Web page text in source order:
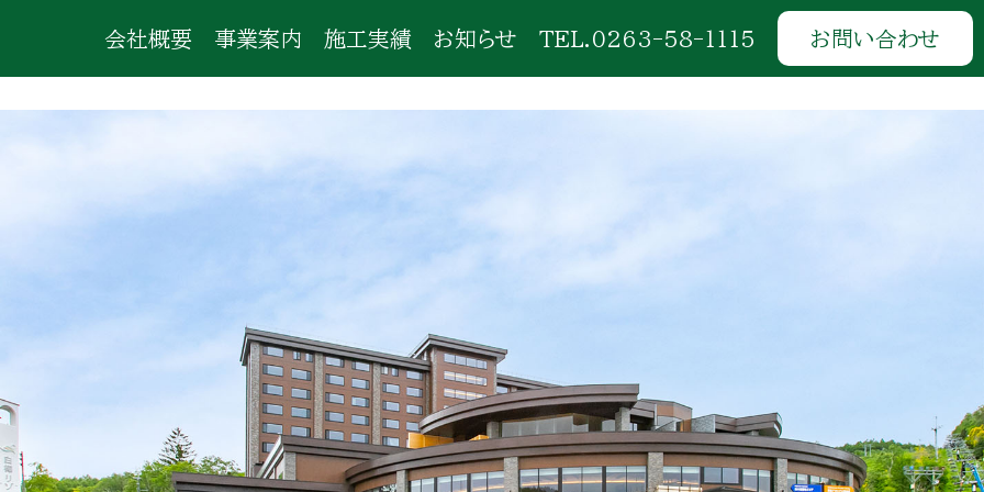
会社概要 事業案内 施工実績 お知らせ TEL.0263-58-1115 お問い合わせ